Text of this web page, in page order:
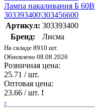
Лампа накаливания Б
303393400\303456600
Артикул: 303393400
Бренд:
Лисма
На складе 8910 шт.
Обновлено 08.08.2026
Розничная цена:
25.71 / шт.
Оптовая цена:
23.66 / шт. !
-